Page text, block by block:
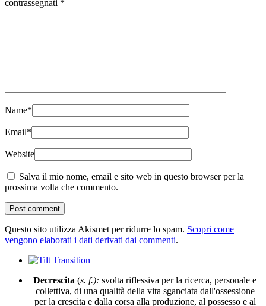
contrassegnati *
Name*
Email*
Website
Salva il mio nome, email e sito web in questo browser per la
prossima volta che commento.
Questo sito utilizza Akismet per ridurre lo spam. Scopri come
vengono elaborati i dati derivati dai commenti.
Decrescita (s. f.): svolta riflessiva per la ricerca, personale e
collettiva, di una qualità della vita sganciata dall'ossessione
per la crescita e dalla corsa alla produzione, al possesso e al